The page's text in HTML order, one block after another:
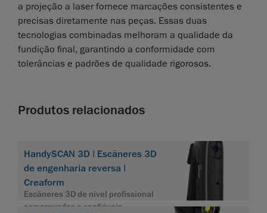
a projeção a laser fornece marcações consistentes e
precisas diretamente nas peças. Essas duas
tecnologias combinadas melhoram a qualidade da
fundição final, garantindo a conformidade com
tolerâncias e padrões de qualidade rigorosos.
Produtos relacionados
HandySCAN 3D | Escâneres 3D
de engenharia reversa |
Creaform
Escâneres 3D de nível profissional
comprovados e confiáveis